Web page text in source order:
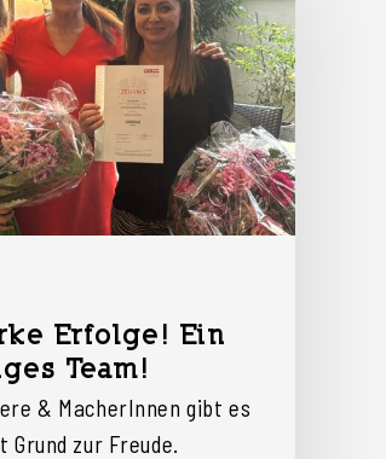
Erfolge! Ein
Team!
& MacherInnen gibt es
Grund zur Freude.